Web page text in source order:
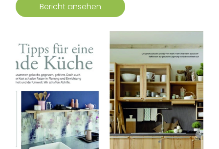
Bericht ansehen